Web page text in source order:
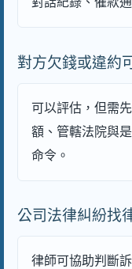
對方欠錢或違約
可以評估，但需
額、管轄法院與
命令。
公司法律糾紛找
律師可協助判斷